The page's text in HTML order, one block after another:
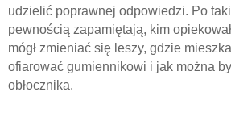
udzielić poprawnej odpowiedzi. Po
pewnością zapamiętają, kim
mógł zmieniać się leszy, gdzie
ofiarować gumiennikowi i jak można
obłocznika.